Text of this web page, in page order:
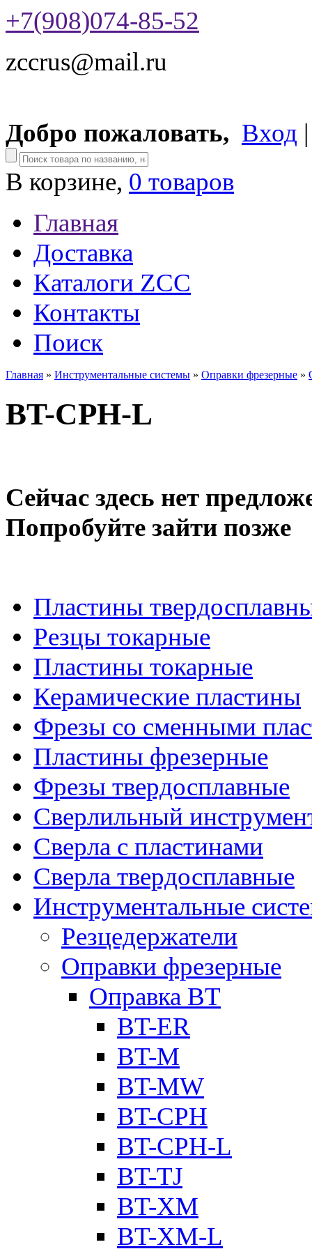
+7(908)074-85-52
zccrus@mail.ru
Добро пожаловать, Вход
В корзине, 0 товаров
Главная
Доставка
Каталоги ZCC
Контакты
Поиск
Главная » Инструментальные системы » Оправки фрезерные »
BT-CPH-L
Сейчас здесь нет
Попробуйте зайти позже
Пластины
Резцы токарные
Пластины токарные
Керамические пластины
Фрезы со сменными
Пластины фрезерные
Фрезы твердосплавные
Сверлильный
Сверла с пластинами
Сверла твердосплавные
Инструментальные
Резцедержатели
Оправки фрезерные
Оправка BT
BT-ER
BT-M
BT-MW
BT-CPH
BT-CPH-L
BT-TJ
BT-XM
BT-XM-L